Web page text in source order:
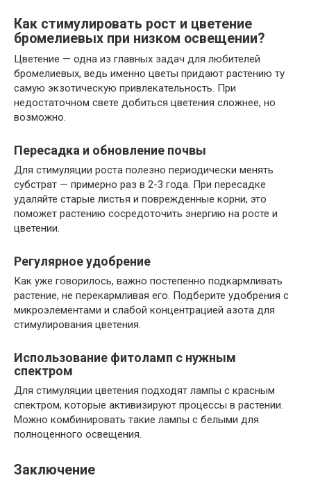
Как стимулировать рост и цветение
бромелиевых при низком освещении?
Цветение — одна из главных задач для любителей
бромелиевых, ведь именно цветы придают растению ту
самую экзотическую привлекательность. При
недостаточном свете добиться цветения сложнее, но
возможно.
Пересадка и обновление почвы
Для стимуляции роста полезно периодически менять
субстрат — примерно раз в 2-3 года. При пересадке
удаляйте старые листья и поврежденные корни, это
поможет растению сосредоточить энергию на росте и
цветении.
Регулярное удобрение
Как уже говорилось, важно постепенно подкармливать
растение, не перекармливая его. Подберите удобрения с
микроэлементами и слабой концентрацией азота для
стимулирования цветения.
Использование фитоламп с нужным
спектром
Для стимуляции цветения подходят лампы с красным
спектром, которые активизируют процессы в растении.
Можно комбинировать такие лампы с белыми для
полноценного освещения.
Заключение